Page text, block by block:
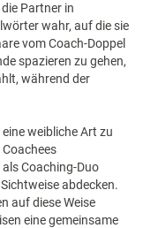
Partner in
wahr, auf die sie
vom Coach-Doppel
spazieren zu gehen,
während der
weibliche Art zu
Coaching-Duo
abdecken.
auf diese Weise
eine gemeinsame